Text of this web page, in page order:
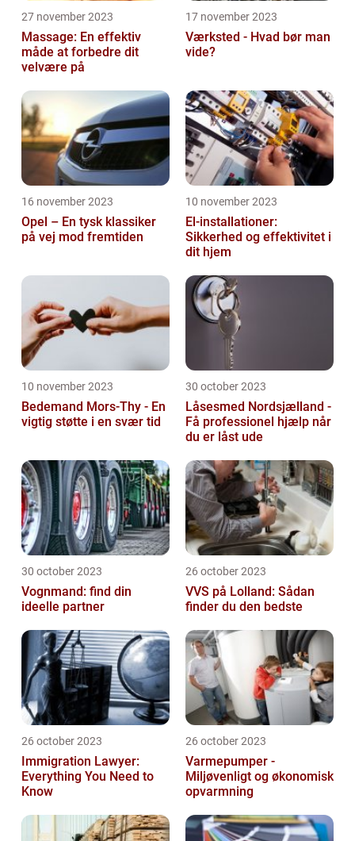
27 november 2023
Massage: En effektiv
måde at forbedre dit
velvære på
17 november 2023
Værksted - Hvad bør man
vide?
16 november 2023
Opel – En tysk klassiker
på vej mod fremtiden
10 november 2023
El-installationer:
Sikkerhed og effektivitet i
dit hjem
10 november 2023
Bedemand Mors-Thy - En
vigtig støtte i en svær tid
30 october 2023
Låsesmed Nordsjælland -
Få professionel hjælp når
du er låst ude
30 october 2023
Vognmand: find din
ideelle partner
26 october 2023
VVS på Lolland: Sådan
finder du den bedste
26 october 2023
Immigration Lawyer:
Everything You Need to
Know
26 october 2023
Varmepumper -
Miljøvenligt og økonomisk
opvarmning